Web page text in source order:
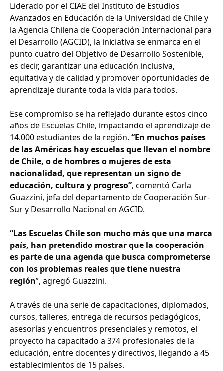
Liderado por el CIAE del Instituto de Estudios
Avanzados en Educación de la Universidad de Chile y
la Agencia Chilena de Cooperación Internacional para
el Desarrollo (AGCID), la iniciativa se enmarca en el
punto cuatro del Objetivo de Desarrollo Sostenible,
es decir, garantizar una educación inclusiva,
equitativa y de calidad y promover oportunidades de
aprendizaje durante toda la vida para todos.
Ese compromiso se ha reflejado durante estos cinco
años de Escuelas Chile, impactando el aprendizaje de
14.000 estudiantes de la región. “En muchos países
de las Américas hay escuelas que llevan el nombre
de Chile, o de hombres o mujeres de esta
nacionalidad, que representan un signo de
educación, cultura y progreso”, comentó Carla
Guazzini, jefa del departamento de Cooperación Sur-
Sur y Desarrollo Nacional en AGCID.
“Las Escuelas Chile son mucho más que una marca
país, han pretendido mostrar que la cooperación
es parte de una agenda que busca comprometerse
con los problemas reales que tiene nuestra
región”, agregó Guazzini.
A través de una serie de capacitaciones, diplomados,
cursos, talleres, entrega de recursos pedagógicos,
asesorías y encuentros presenciales y remotos, el
proyecto ha capacitado a 374 profesionales de la
educación, entre docentes y directivos, llegando a 45
establecimientos de 15 países.